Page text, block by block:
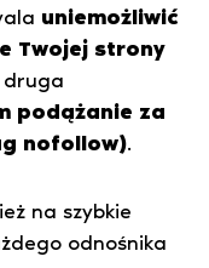
uniemożliwić
Twojej strony
druga
podążanie za
nofollow).
na szybkie
odnośnika